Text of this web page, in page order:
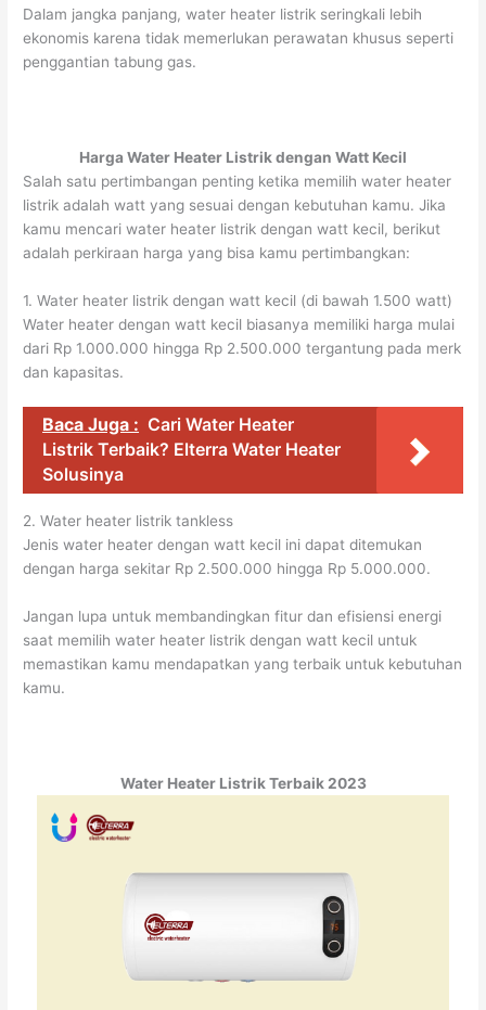
Dalam jangka panjang, water heater listrik seringkali lebih
ekonomis karena tidak memerlukan perawatan khusus seperti
penggantian tabung gas.
Harga Water Heater Listrik dengan Watt Kecil
Salah satu pertimbangan penting ketika memilih water heater
listrik adalah watt yang sesuai dengan kebutuhan kamu. Jika
kamu mencari water heater listrik dengan watt kecil, berikut
adalah perkiraan harga yang bisa kamu pertimbangkan:
1. Water heater listrik dengan watt kecil (di bawah 1.500 watt)
Water heater dengan watt kecil biasanya memiliki harga mulai
dari Rp 1.000.000 hingga Rp 2.500.000 tergantung pada merk
dan kapasitas.
Baca Juga : Cari Water Heater
Listrik Terbaik? Elterra Water Heater
Solusinya
2. Water heater listrik tankless
Jenis water heater dengan watt kecil ini dapat ditemukan
dengan harga sekitar Rp 2.500.000 hingga Rp 5.000.000.
Jangan lupa untuk membandingkan fitur dan efisiensi energi
saat memilih water heater listrik dengan watt kecil untuk
memastikan kamu mendapatkan yang terbaik untuk kebutuhan
kamu.
Water Heater Listrik Terbaik 2023